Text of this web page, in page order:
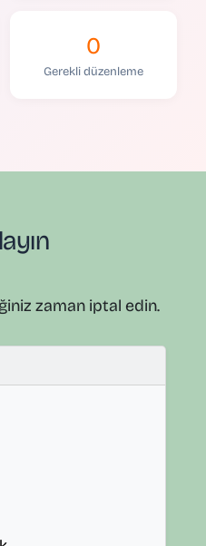
0
Gerekli düzenleme
zaman iptal edin.